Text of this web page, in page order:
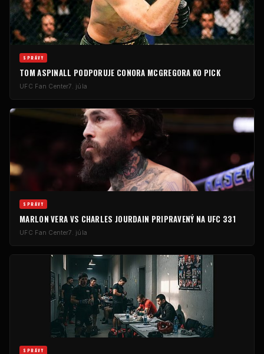
SPRÁVY
TOM ASPINALL PODPORUJE CONORA MCGREGORA KO PICK
UFC Fan Center7. júla
SPRÁVY
MARLON VERA VS CHARLES JOURDAIN PRIPRAVENÝ NA UFC 331
UFC Fan Center7. júla
SPRÁVY